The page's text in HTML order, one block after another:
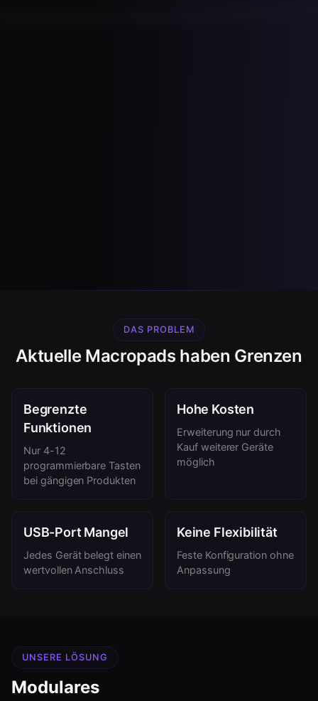
DAS PROBLEM
Aktuelle Macropads haben Grenzen
Begrenzte
Funktionen
Nur 4-12
programmierbare Tasten
bei gängigen Produkten
Hohe Kosten
Erweiterung nur durch
Kauf weiterer Geräte
möglich
USB-Port Mangel
Jedes Gerät belegt einen
wertvollen Anschluss
Keine Flexibilität
Feste Konfiguration ohne
Anpassung
UNSERE LÖSUNG
Modulares